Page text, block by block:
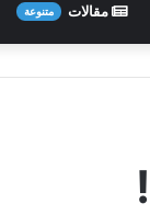
مقالات متنوعة